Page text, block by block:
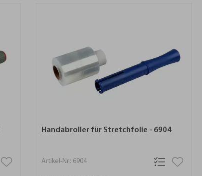
Handabroller für Stretchfolie - 6904
Artikel-Nr.: 6904